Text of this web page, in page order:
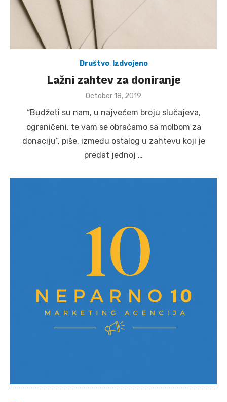
Društvo, Izdvojeno
Lažni zahtev za doniranje
Posted
October 18, 2019
“Budžeti su nam, u najvećem broju slučajeva,
ograničeni, te vam se obraćamo sa molbom za
donaciju”, piše, između ostalog u zahtevu koji je
predat jednoj …